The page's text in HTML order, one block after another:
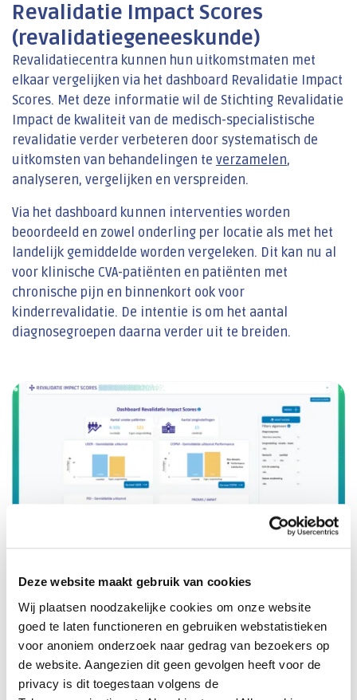
Deze website maakt gebruik van cookies
Wij plaatsen noodzakelijke cookies om onze website
goed te laten functioneren en gebruiken webstatistieken
voor anoniem onderzoek naar gedrag van bezoekers op
de website. Aangezien dit geen gevolgen heeft voor de
privacy is dit toegestaan volgens de
Revalidatie Impact Scores
(revalidatiegeneeskunde)
Revalidatiecentra kunnen hun uitkomstmaten met
elkaar vergelijken via het dashboard Revalidatie Impact
Scores. Met deze informatie wil de Stichting Revalidatie
Impact de kwaliteit van de medisch-specialistische
revalidatie verder verbeteren door systematisch de
uitkomsten van behandelingen te verzamelen,
analyseren, vergelijken en verspreiden.
Via het dashboard kunnen interventies worden
beoordeeld en zowel onderling per locatie als met het
landelijk gemiddelde worden vergeleken. Dit kan nu al
voor klinische CVA-patiënten en patiënten met
chronische pijn en binnenkort ook voor
kinderrevalidatie. De intentie is om het aantal
diagnosegroepen daarna verder uit te breiden.
Revalidatiecentra zijn of worden door deStichting
Revalidatie Impactbenaderd om data te gaan
aanleveren en toegang te krijgen tot het dashboard.
Ga naar het RI-dashboard